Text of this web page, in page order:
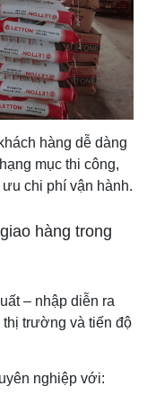
hàng dễ dàng
mục thi công,
chi phí vận hành.
hàng trong
– nhập diễn ra
thị trường và tiến độ
nghiệp với: